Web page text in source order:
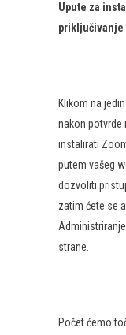
Upute za
priključivanje
Klikom na
nakon potvrde
instalirati
putem vašeg
dozvoliti
zatim ćete se
strane.
Počet ćemo